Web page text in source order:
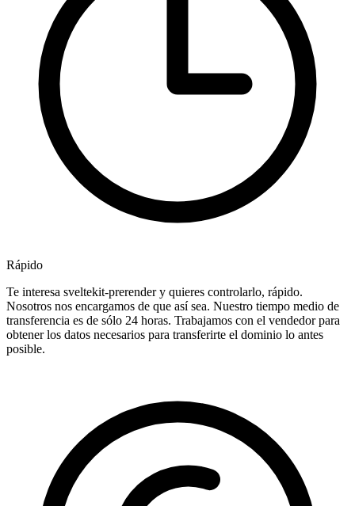
Rápido
Te interesa sveltekit-prerender y quieres controlarlo, rápido.
Nosotros nos encargamos de que así sea. Nuestro tiempo medio de
transferencia es de sólo 24 horas. Trabajamos con el vendedor para
obtener los datos necesarios para transferirte el dominio lo antes
posible.